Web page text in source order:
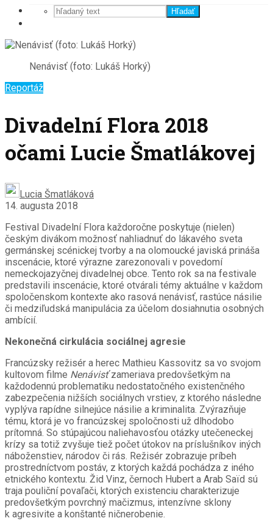
Hľadať
Nenávisť (foto: Lukáš Horký)
Reportáž
Divadelní Flora 2018
očami Lucie Šmatlákovej
Lucia Šmatláková
14. augusta 2018
Festival Divadelní Flora každoročne poskytuje (nielen)
českým divákom možnosť nahliadnuť do lákavého sveta
germánskej scénickej tvorby a na olomoucké javiská prináša
inscenácie, ktoré výrazne zarezonovali v povedomí
nemeckojazyčnej divadelnej obce. Tento rok sa na festivale
predstavili inscenácie, ktoré otvárali témy aktuálne v každom
spoločenskom kontexte ako rasová nenávisť, rastúce násilie
či medziľudská manipulácia za účelom dosiahnutia osobných
ambícií.
Nekonečná cirkulácia sociálnej agresie
Francúzsky režisér a herec Mathieu Kassovitz sa vo svojom
kultovom filme Nenávisťzameriava predovšetkým na
každodennú problematiku nedostatočného existenčného
zabezpečenia nižších sociálnych vrstiev, z ktorého následne
vyplýva rapídne silnejúce násilie a kriminalita. Zvýrazňuje
tému, ktorá je vo francúzskej spoločnosti už dlhodobo
prítomná. So stúpajúcou naliehavosťou otázky utečeneckej
krízy sa totiž zvyšuje tiež počet útokov na príslušníkov iných
náboženstiev, národov či rás. Režisér zobrazuje príbeh
prostredníctvom postáv, z ktorých každá pochádza z iného
etnického kontextu. Žid Vinz, černoch Hubert a Arab Saïd sú
traja pouliční povaľači, ktorých existenciu charakterizuje
predovšetkým povrchný mačizmus, intenzívne sklony
k agresivite a konštanté ničnerobenie.